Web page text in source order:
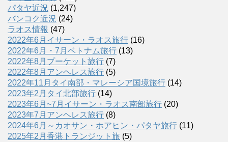
パタヤ近況 (1,247)
バンコク近況 (24)
ラオス情報 (47)
2022年6月イサーン・ラオス旅行 (16)
2022年6月・7月ベトナム旅行 (13)
2022年8月プーケット旅行 (7)
2022年8月アンヘレス旅行 (5)
2022年11月タイ南部・マレーシア国境旅行 (14)
2023年2月タイ北部旅行 (14)
2023年6月~7月イサーン・ラオス南部旅行 (20)
2023年7月アンヘレス旅行 (8)
2024年6月～カオサン・ホアヒン・パタヤ旅行 (11)
2025年2月香港トランジット旅 (5)